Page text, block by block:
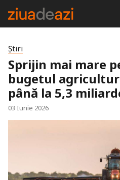
Știri
Sprijin mai mare
bugetul
până la 5,3
03 Iunie 2026